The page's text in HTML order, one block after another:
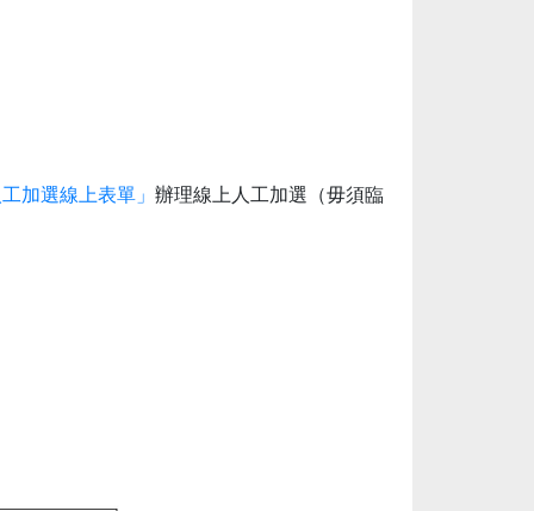
加選線上表單」 辦理線上人工加選（毋須臨